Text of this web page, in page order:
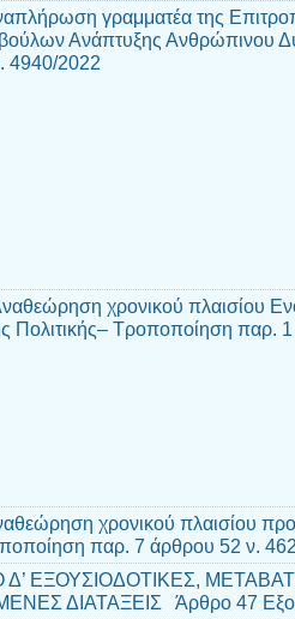
γραμματέα της
Ανάπτυξης Ανθρώπινου
4940/2022
χρονικού πλαισίου
Πολιτικής– Τροποποίηση
χρονικού πλαισίου
παρ. 7 άρθρου 52 ν.
ΕΞΟΥΣΙΟΔΟΤΙΚΕΣ,
ΔΙΑΤΑΞΕΙΣ Άρθρο 47